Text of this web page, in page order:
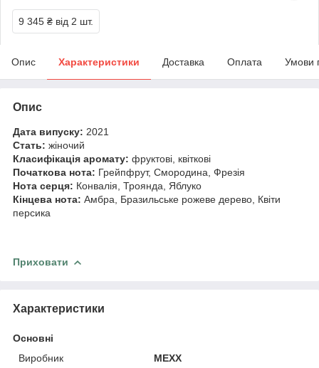
9 345 ₴ від 2 шт.
Опис Характеристики Доставка Оплата Умови
Опис
Дата випуску: 2021
Стать: жіночий
Класифікація аромату: фруктові, квіткові
Початкова нота: Грейпфрут, Смородина, Фрезія
Нота серця: Конвалія, Троянда, Яблуко
Кінцева нота: Амбра, Бразильське рожеве дерево, Квіти
персика
Приховати
Характеристики
Основні
Виробник
MEXX